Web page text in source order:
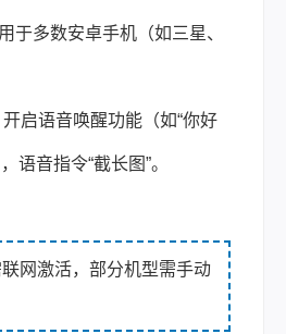
于多数安卓手机（如三星、
启语音唤醒功能（如“你好
语音指令“截长图”。
网激活，部分机型需手动